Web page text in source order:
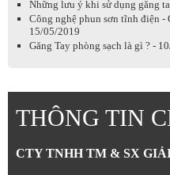
Những lưu ý khi sử dụng găng
Công nghệ phun sơn tĩnh điện -
15/05/2019
Găng Tay phòng sạch là gì ? -
THÔNG TIN
CTY TNHH TM & SX